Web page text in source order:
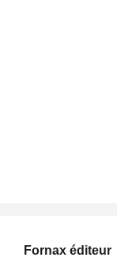
Fornax éditeur